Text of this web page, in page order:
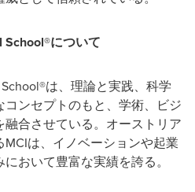
について
は、理論と実践、科学
ンセプトのもと、学術、ビジ
合させている。オーストリア
は、イノベーションや起業
おいて豊富な実績を誇る。